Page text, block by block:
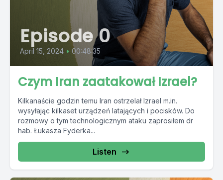
Episode 0
April 15, 2024 • 00:48:35
Czym Iran zaatakował Izrael?
Kilkanaście godzin temu Iran ostrzelał Izrael m.in.
wysyłając kilkaset urządzeń latających i pocisków. Do
rozmowy o tym technologicznym ataku zaprosiłem dr
hab. Łukasza Fyderka...
Listen